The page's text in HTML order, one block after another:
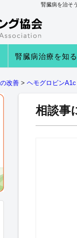
腎臓病を治そ
腎臓病治療を知る
改善 > ヘモグロビンA1c
相談事